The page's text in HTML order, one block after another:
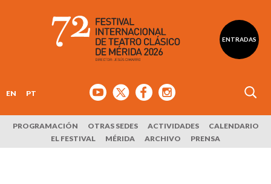
ENTRADAS
EN PT
PROGRAMACIÓN OTRAS SEDES ACTIVIDADES
CALENDARIO
EL FESTIVAL
MÉRIDA ARCHIVO PRENSA